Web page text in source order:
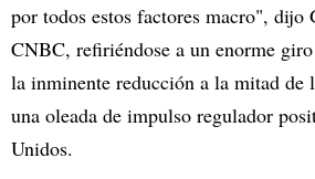
por todos estos factores macro", dijo
CNBC, refiriéndose a un enorme
la inminente reducción a la mitad de
una oleada de impulso regulador
Unidos.